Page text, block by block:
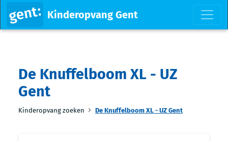
Kinderopvang Gent
De Knuffelboom XL - UZ
Gent
Kinderopvang zoeken De Knuffelboom XL - UZ Gent